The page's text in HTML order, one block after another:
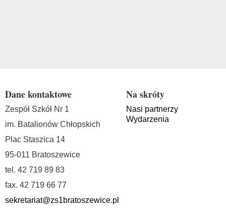
Dane kontaktowe
Zespół Szkół Nr 1
im. Batalionów Chłopskich
Plac Staszica 14
95-011 Bratoszewice
tel. 42 719 89 83
fax. 42 719 66 77
sekretariat@zs1bratoszewice.pl
Na skróty
Nasi partnerzy
Wydarzenia